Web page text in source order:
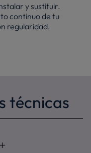
y sustituir.
continuo de tu
regularidad.
técnicas